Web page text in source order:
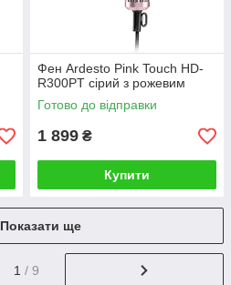
Фен Ardesto Pink Touch HD-
R300PT сірий з рожевим
Готово до відправки
1 899 ₴
Купити
Показати ще
1 / 9